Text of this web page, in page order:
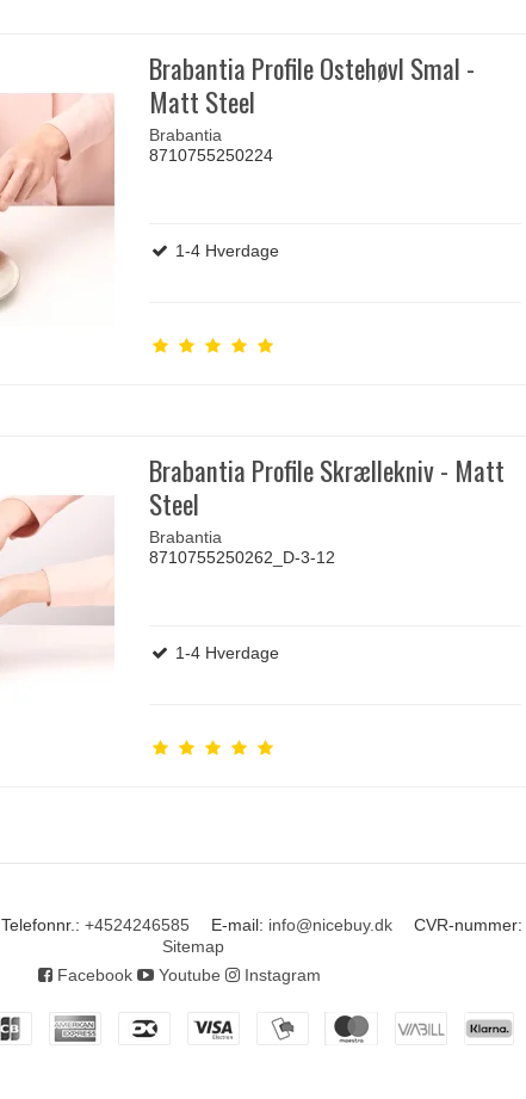
Brabantia Profile Ostehøvl Smal -
Matt Steel
Brabantia
8710755250224
1-4 Hverdage
Brabantia Profile Skrællekniv - Matt
Steel
Brabantia
8710755250262_D-3-12
1-4 Hverdage
Telefonnr. : +4524246585 E-mail: info@nicebuy.dk CVR-nummer:
Sitemap
Facebook
Youtube Instagram